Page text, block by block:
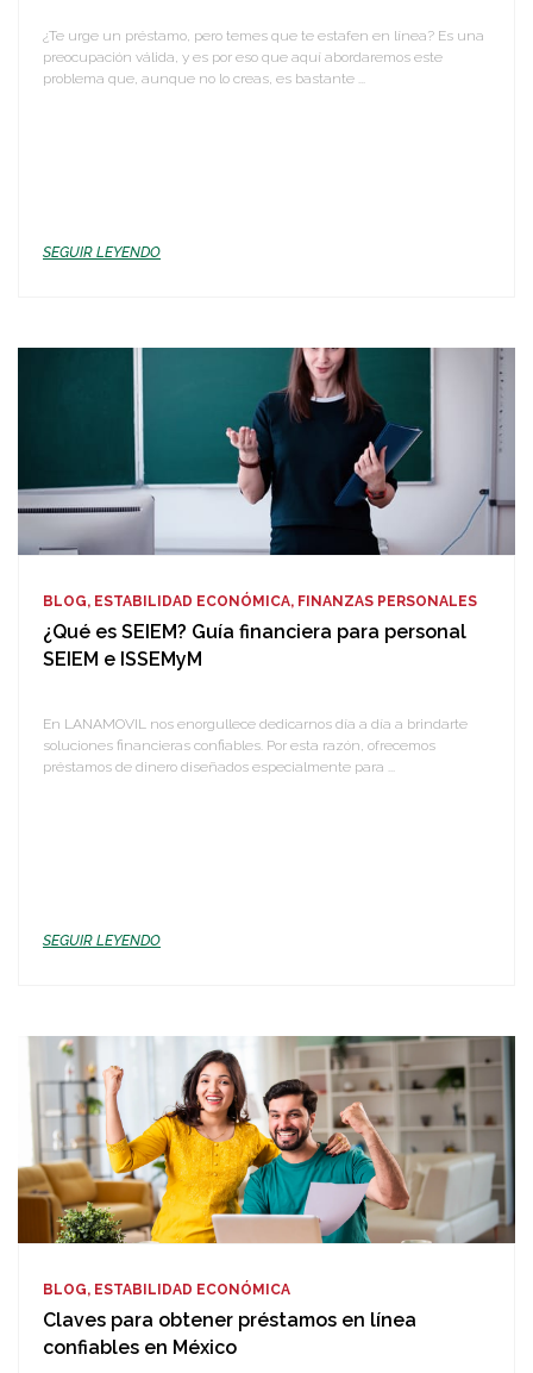
¿Te urge un préstamo, pero temes que te estafen en línea? Es una
preocupación válida, y es por eso que aquí abordaremos este
problema que, aunque no lo creas, es bastante ...
SEGUIR LEYENDO
BLOG, ESTABILIDAD ECONÓMICA, FINANZAS PERSONALES
¿Qué es SEIEM? Guía financiera para personal
SEIEM e ISSEMyM
En LANAMOVIL nos enorgullece dedicarnos día a día a brindarte
soluciones financieras confiables. Por esta razón, ofrecemos
préstamos de dinero diseñados especialmente para ...
SEGUIR LEYENDO
BLOG, ESTABILIDAD ECONÓMICA
Claves para obtener préstamos en línea
confiables en México